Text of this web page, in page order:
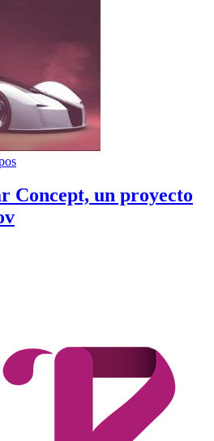
Concept, un proyecto